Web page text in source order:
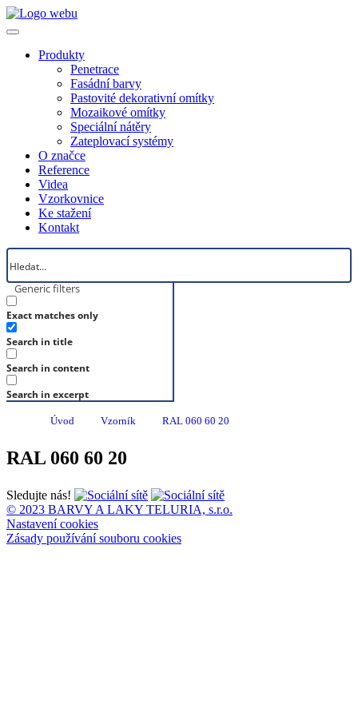
Produkty
Penetrace
Fasádní barvy
Pastovité dekorativní omítky
Mozaikové omítky
Speciální nátěry
Zateplovací systémy
O značce
Reference
Videa
Vzorkovnice
Ke stažení
Kontakt
Generic filters
Exact matches only
Search in title
Search in content
Search in excerpt
Úvod Vzorník RAL 060 60 20
RAL 060 60 20
Sledujte nás!
© 2023 BARVY A LAKY TELURIA, s.r.o.
Nastavení cookies
Zásady používání souboru cookies